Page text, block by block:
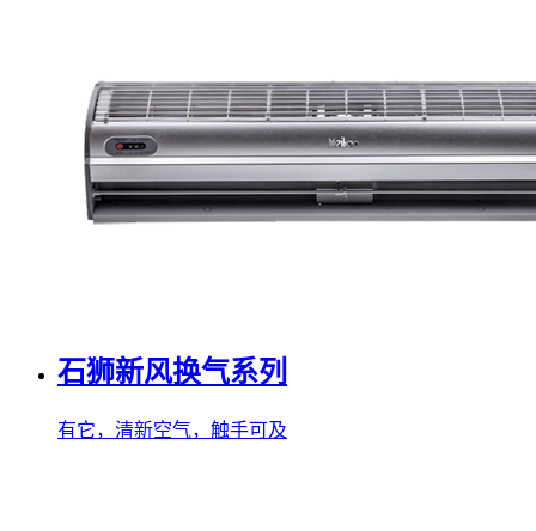
石狮新风换气系列
有它，清新空气，触手可及